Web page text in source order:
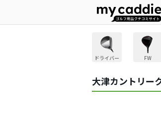
ドライバー FW
大津カントリー